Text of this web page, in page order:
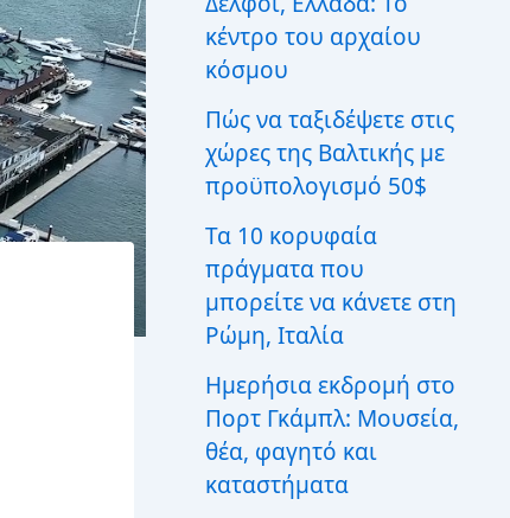
ι
α
κέντρο του αρχαίου
κόσμου
Πώς να ταξιδέψετε στις
χώρες της Βαλτικής με
προϋπολογισμό 50$
Τα 10 κορυφαία
πράγματα που
μπορείτε να κάνετε στη
Ρώμη, Ιταλία
Ημερήσια εκδρομή στο
Πορτ Γκάμπλ: Μουσεία,
θέα, φαγητό και
καταστήματα